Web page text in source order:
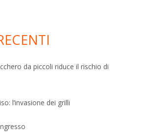
da piccoli riduce il rischio di
l’invasione dei grilli